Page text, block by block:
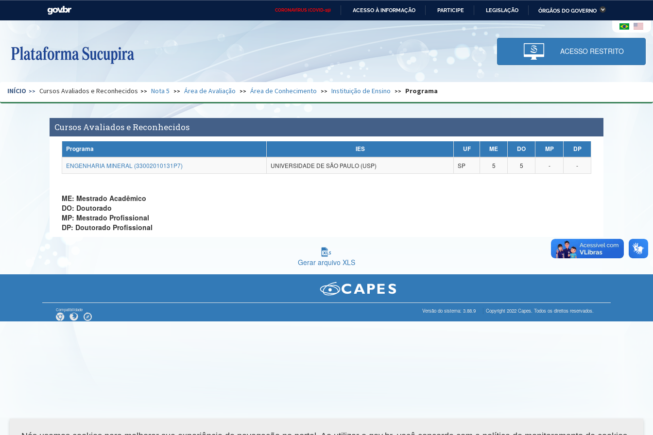
CORONAVÍRUS (COVID-19) ACESSO À INFORMAÇÃO PARTICIPE LEGISLAÇÃO ÓRGÃOS DO GOVERNO
Casa Civil Ministério das Relações Ministério da Economia Ministério da Infraestrutura
Pecuária e Abastecimento
Ministério da Ciência,
Tecnologia, Inovações e
Comunicações
Ministério do Desenvolvimento
Regional e dos Direitos Humanos
Secretaria de Governo Gabinete de Segurança Advocacia-Geral da União Banco Central do Brasil Planalto
ACESSO RESTRITO
INÍCIO Cursos Avaliados e Reconhecidos Nota 5 Área de Avaliação Área de Conhecimento Instituição de Ensino Programa
Cursos Avaliados e Reconhecidos
Programa IES UF ME DO MP
DP
ENGENHARIA MINERAL (33002010131P7)
UNIVERSIDADE DE SÃO PAULO (USP) SP 5 5 - -
ME: Mestrado Acadêmico
DO: Doutorado
MP: Mestrado Profissional
DP: Doutorado Profissional
Gerar arquivo XLS
Compatibilidade Versão do sistema: 3.88.9 Copyright 2022 Capes. Todos os direitos reservados.